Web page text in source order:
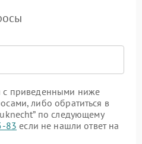
с приведенными ниже
либо обратиться в
по следующему
83 если не нашли ответ на